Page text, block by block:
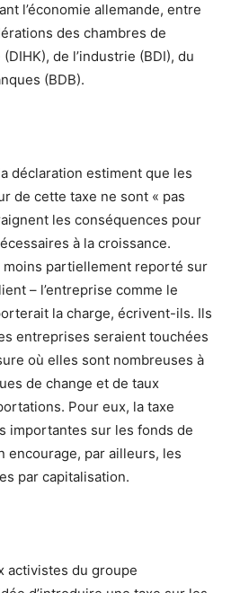
l’économie allemande, entre
des chambres de
de l’industrie (BDI), du
(BDB).
déclaration estiment que les
de cette taxe ne sont « pas
les conséquences pour
à la croissance.
moins partiellement reporté sur
– l’entreprise comme le
la charge, écrivent-ils. Ils
entreprises seraient touchées
où elles sont nombreuses à
de change et de taux
Pour eux, la taxe
importantes sur les fonds de
encourage, par ailleurs, les
par capitalisation.
activistes du groupe